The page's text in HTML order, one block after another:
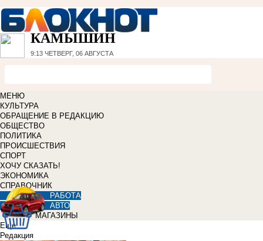
КАМЫШИН
9:13 ЧЕТВЕРГ, 06 АВГУСТА
МЕНЮ
КУЛЬТУРА
ОБРАЩЕНИЕ В РЕДАКЦИЮ
ОБЩЕСТВО
ПОЛИТИКА
ПРОИСШЕСТВИЯ
СПОРТ
ХОЧУ СКАЗАТЬ!
ЭКОНОМИКА
СПРАВОЧНИК
РАБОТА
АВТО
МАГАЗИНЫ
Еще
Редакция